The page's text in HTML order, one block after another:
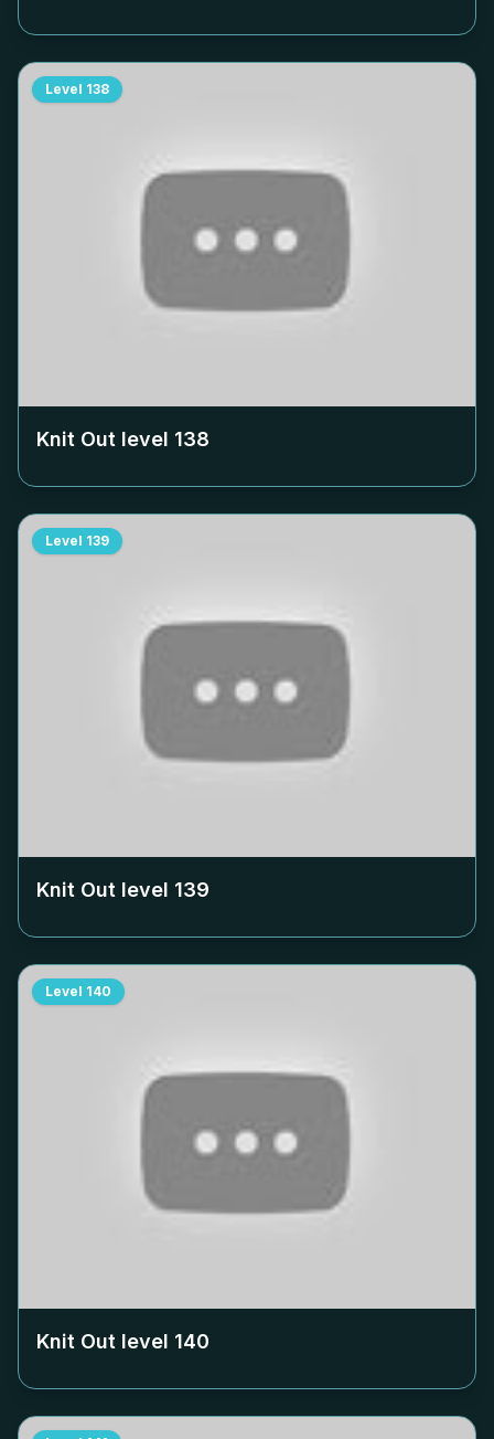
Level 138
Knit Out level 138
Level 139
Knit Out level 139
Level 140
Knit Out level 140